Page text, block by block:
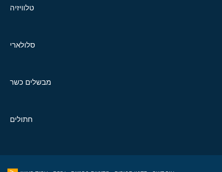
טלוויזיה
סלולארי
מבשלים כשר
חתולים